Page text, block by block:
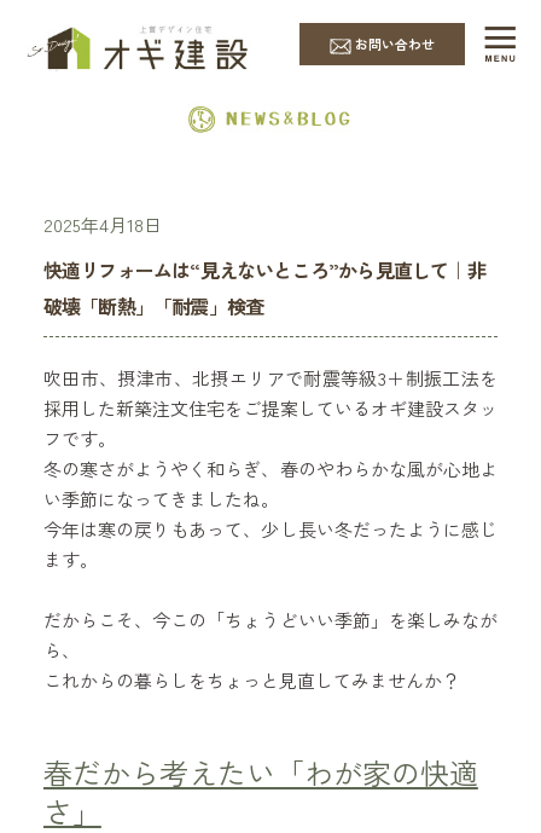
お問い合わせ
EVENT & NEWS
2025年4月18日
快適リフォームは“見えないところ”から見直して｜非
破壊「断熱」「耐震」検査
吹田市、摂津市、北摂エリアで耐震等級3＋制振工法を
採用した新築注文住宅をご提案しているオギ建設スタッ
フです。
冬の寒さがようやく和らぎ、春のやわらかな風が心地よ
い季節になってきましたね。
今年は寒の戻りもあって、少し長い冬だったように感じ
ます。
だからこそ、今この「ちょうどいい季節」を楽しみなが
ら、
これからの暮らしをちょっと見直してみませんか？
春だから考えたい「わが家の快適
さ」